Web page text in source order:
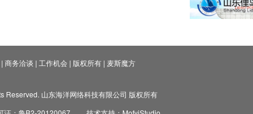
| 商务洽谈 | 工作机会| 版权所有| 麦斯魔方
山东海洋网络科技有限公司 版权所有